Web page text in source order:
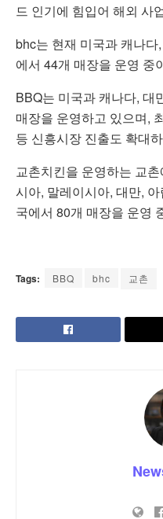
드 인기에 힘입어 해외 사
bhc는 현재 미국과 캐나
에서 44개 매장을 운영 중
BBQ는 미국과 캐나다, 대
매장을 운영하고 있으며,
등 신흥시장 진출도 확대
교촌치킨을 운영하는 교
시아, 말레이시아, 대만,
국에서 80개 매장을 운영
Tags: BBQ bhc 교촌